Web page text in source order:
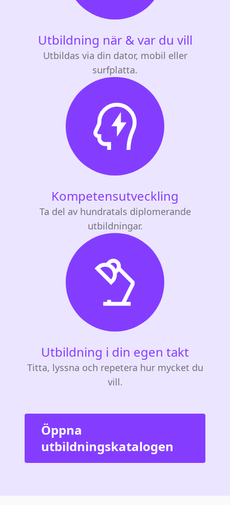
Utbildning när & var du vill
Utbildas via din dator, mobil eller
surfplatta.
Kompetensutveckling
Ta del av hundratals diplomerande
utbildningar.
Utbildning i din egen takt
Titta, lyssna och repetera hur mycket du
vill.
Öppna
utbildningskatalogen